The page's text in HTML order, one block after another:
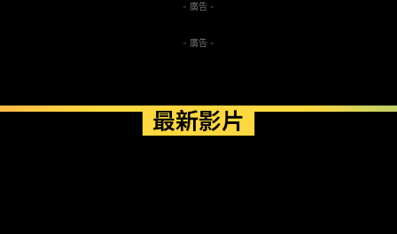
- 廣告 -
- 廣告 -
最新影片